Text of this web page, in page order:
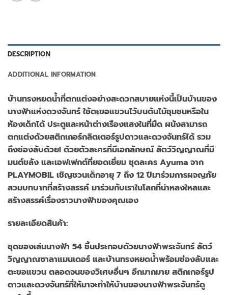
DESCRIPTION
ADDITIONAL INFORMATION
บ้านทรงหยดน้ำที่ตกแต่งอย่างสะดวกสบายแห่งนี้เป็นบ้านของ
นางฟ้าแห่งดวงจันทร์ ใช้ตะขอแขวนไว้บนต้นไม้ชุมชนหรือใน
ห้องเด็กได้ ประตูและหน้าต่างเรืองแสงในที่มืด ผนังสามารถ
ตกแต่งด้วยสติกเกอร์กลิตเตอร์รูปดาวและดวงจันทร์ได้ รวม
ถึงช่องลับด้วย! ด้วยตัวละครที่มีเอกลักษณ์ สัตว์วิญญาณที่มี
มนต์ขลัง และเอฟเฟกต์ที่ยอดเยี่ยม ชุดละคร Ayuma จาก
PLAYMOBIL เชิญชวนเด็กอายุ 7 ถึง 12 ปีมาร่วมการผจญภัย
สวมบทบาทที่สร้างสรรค์ มาร่วมกับเราในโลกที่น่าหลงใหลและ
สร้างสรรค์เรื่องราวนางฟ้าของคุณเอง
รายละเอียดสินค้า:
ชุดของเล่นนางฟ้า 54 ชิ้นประกอบด้วยนางฟ้าพระจันทร์ สัตว์
วิญญาณซาลาแมนเดอร์ และบ้านทรงหยดน้ำพร้อมช่องลับและ
ตะขอแขวน ตลอดจนของวิเศษอื่นๆ อีกมากมาย สติกเกอร์รูป
ดาวและดวงจันทร์ที่ให้มาจะทำให้บ้านของนางฟ้าพระจันทร์ดู